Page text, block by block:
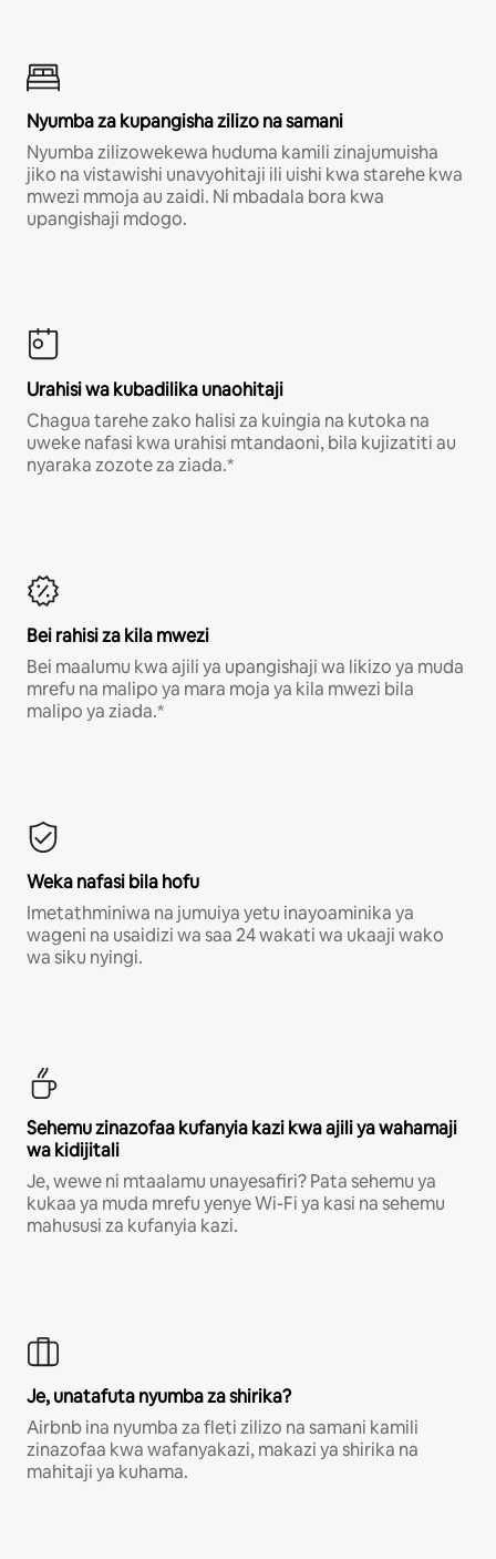
Nyumba za kupangisha zilizo na samani
Nyumba zilizowekewa huduma kamili zinajumuisha
jiko na vistawishi unavyohitaji ili uishi kwa starehe kwa
mwezi mmoja au zaidi. Ni mbadala bora kwa
upangishaji mdogo.
Urahisi wa kubadilika unaohitaji
Chagua tarehe zako halisi za kuingia na kutoka na
uweke nafasi kwa urahisi mtandaoni, bila kujizatiti au
nyaraka zozote za ziada.*
Bei rahisi za kila mwezi
Bei maalumu kwa ajili ya upangishaji wa likizo ya muda
mrefu na malipo ya mara moja ya kila mwezi bila
malipo ya ziada.*
Weka nafasi bila hofu
Imetathminiwa na jumuiya yetu inayoaminika ya
wageni na usaidizi wa saa 24 wakati wa ukaaji wako
wa siku nyingi.
Sehemu zinazofaa kufanyia kazi kwa ajili ya wahamaji
wa kidijitali
Je, wewe ni mtaalamu unayesafiri? Pata sehemu ya
kukaa ya muda mrefu yenye Wi-Fi ya kasi na sehemu
mahususi za kufanyia kazi.
Je, unatafuta nyumba za shirika?
Airbnb ina nyumba za fleti zilizo na samani kamili
zinazofaa kwa wafanyakazi, makazi ya shirika na
mahitaji ya kuhama.